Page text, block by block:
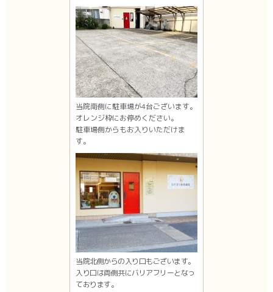
当院南側に駐車場が4台ございます。
オレンジ枠にお停めください。
駐車場側からもお入りいただけま
す。
当院北側からの入り口もございます。
入り口は両側共にバリアフリーとなっ
ております。